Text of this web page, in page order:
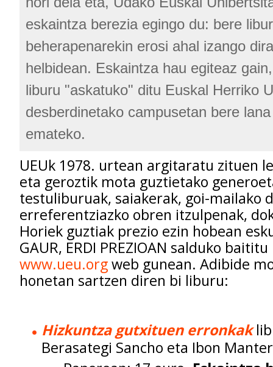
eskaintza berezia egingo du: bere
beherapenarekin erosi ahal izango
helbidean. Eskaintza hau egiteaz
liburu "askatuko" ditu Euskal Herriko
desberdinetako campusetan bere
emateko.
UEUk 1978. urtean argitaratu zituen
eta geroztik mota guztietako
testuliburuak, saiakerak, goi-mailako
erreferentziazko obren itzulpenak,
Horiek guztiak prezio ezin hobean
GAUR, ERDI PREZIOAN salduko baititu
www.ueu.orgweb gunean. Adibide
honetan sartzen diren bi liburu:
Hizkuntza gutxituen erronkak
Berasategi Sancho eta Ibon